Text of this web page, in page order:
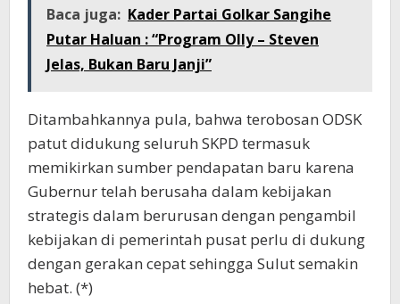
Baca juga: Kader Partai Golkar Sangihe
Putar Haluan : “Program Olly – Steven
Jelas, Bukan Baru Janji”
Ditambahkannya pula, bahwa terobosan ODSK
patut didukung seluruh SKPD termasuk
memikirkan sumber pendapatan baru karena
Gubernur telah berusaha dalam kebijakan
strategis dalam berurusan dengan pengambil
kebijakan di pemerintah pusat perlu di dukung
dengan gerakan cepat sehingga Sulut semakin
hebat. (*)